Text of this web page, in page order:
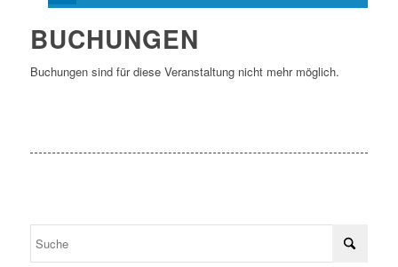
BUCHUNGEN
Buchungen sind für diese Veranstaltung nicht mehr möglich.